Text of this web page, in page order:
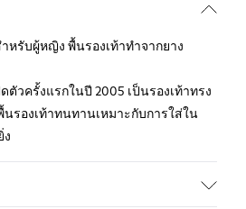
หรับผู้หญิง พื้นรองเท้าทำจากยาง
ตัวครั้งแรกในปี 2005 เป็นรองเท้าทรง
รองเท้าทนทานเหมาะกับการใส่ใน